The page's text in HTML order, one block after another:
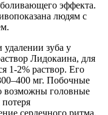
эффекта.
людям с
зуба у
Лидокаина, для
1-2% раствор. Его
мг. Побочные
возможны головные
сердечного ритма,